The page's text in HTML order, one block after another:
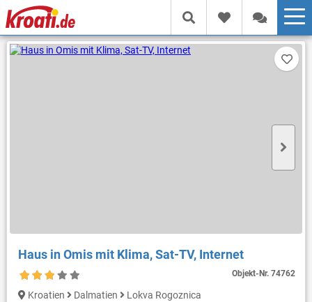
Haus in Omis mit Klima, Sat-TV, Internet
Objekt-Nr.74762
Kroatien Dalmatien
Lokva Rogoznica